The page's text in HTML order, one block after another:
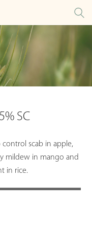
SC
scab in apple,
mildew in mango and
in rice.